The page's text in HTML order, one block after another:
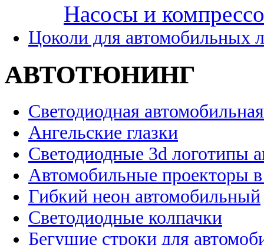
Насосы и
Цоколи для автомобильных
АВТОТЮНИНГ
Светодиодная
Ангельские глазки
Светодиодные 3d логотипы
Автомобильные проекторы
Гибкий неон автомобильный
Светодиодные колпачки
Бегущие строки для